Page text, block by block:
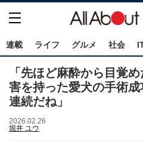
連載 ライフ グルメ 社会
「先ほど麻酔から目覚
害を持った愛犬の手術
連続だね」
2026.02.26
堀井 ユウ